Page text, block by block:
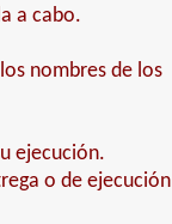
a cabo.
nombres de los
ejecución.
o de ejecución